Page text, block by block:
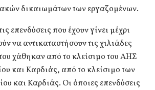
δικαιωμάτων των εργαζομένων.
επενδύσεις που έχουν γίνει μέχρι
να αντικαταστήσουν τις χιλιάδες
χάθηκαν από το κλείσιμο του ΑΗΣ
και Καρδιάς, από το κλείσιμο των
και Καρδιάς. Οι όποιες επενδύσεις